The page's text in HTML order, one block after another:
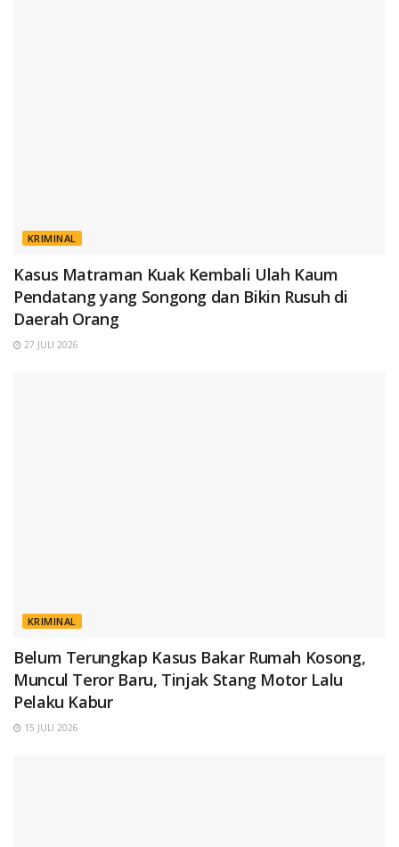
KRIMINAL
Kasus Matraman Kuak Kembali Ulah Kaum
Pendatang yang Songong dan Bikin Rusuh di
Daerah Orang
27 JULI 2026
KRIMINAL
Belum Terungkap Kasus Bakar Rumah Kosong,
Muncul Teror Baru, Tinjak Stang Motor Lalu
Pelaku Kabur
15 JULI 2026